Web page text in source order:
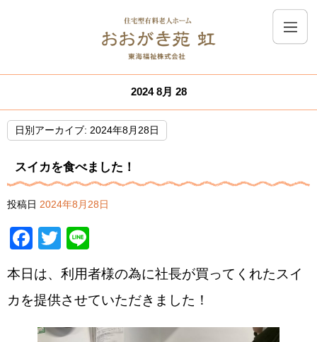
2024 8月 28
日別アーカイブ: 2024年8月28日
スイカを食べました！
投稿日 2024年8月28日
Facebook
Twitter
本日は、利用者様の為に社長が買ってくれたスイ
カを提供させていただきました！